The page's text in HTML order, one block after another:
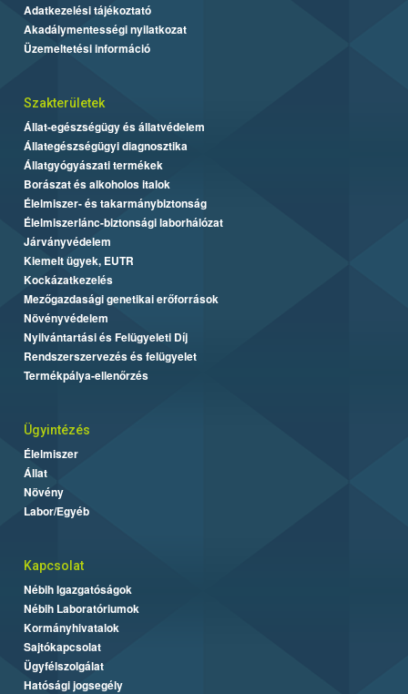
Adatkezelési tájékoztató
Akadálymentességi nyilatkozat
Üzemeltetési információ
Szakterületek
Állat-egészségügy és állatvédelem
Állategészségügyi diagnosztika
Állatgyógyászati termékek
Borászat és alkoholos italok
Élelmiszer- és takarmánybiztonság
Élelmiszerlánc-biztonsági laborhálózat
Járványvédelem
Kiemelt ügyek, EUTR
Kockázatkezelés
Mezőgazdasági genetikai erőforrások
Növényvédelem
Nyilvántartási és Felügyeleti Díj
Rendszerszervezés és felügyelet
Termékpálya-ellenőrzés
Ügyintézés
Élelmiszer
Állat
Növény
Labor/Egyéb
Kapcsolat
Nébih Igazgatóságok
Nébih Laboratóriumok
Kormányhivatalok
Sajtókapcsolat
Ügyfélszolgálat
Hatósági jogsegély